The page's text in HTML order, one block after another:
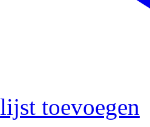
toevoegen